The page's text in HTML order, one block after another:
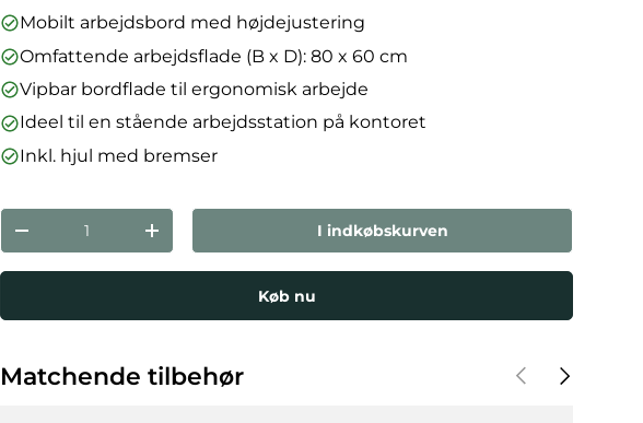
Mobilt arbejdsbord med højdejustering
Omfattende arbejdsflade (B x D): 80 x 60 cm
Vipbar bordflade til ergonomisk arbejde
Ideel til en stående arbejdsstation på kontoret
Inkl. hjul med bremser
Antal
Reducer mængdenForøg mængden I indkøbskurven
Køb nu
Matchende tilbehør ForrigeNæste